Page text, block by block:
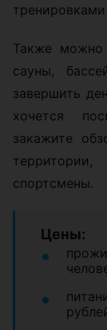
Также можно
сауны,
завершить
хочется
закажите
территории,
спортсмены.
Цены: